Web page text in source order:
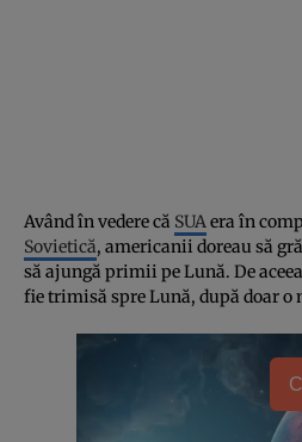
Având în vedere că SUAera în
Sovietică, americanii doreau să
să ajungă primii pe Lună. De
fie trimisă spre Lună, după doar o